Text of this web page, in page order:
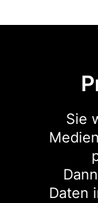
Sie
Daten